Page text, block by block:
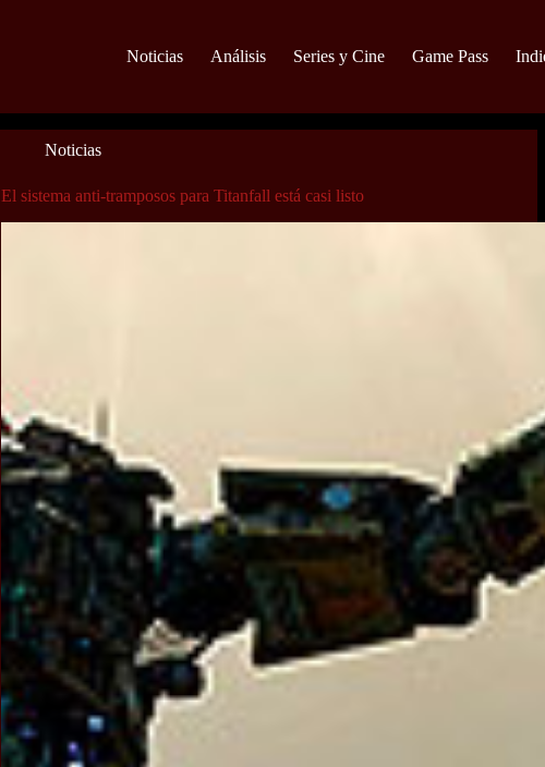
Noticias Análisis Series y Cine Game Pass
Noticias
El sistema anti-tramposos para Titanfall está casi listo